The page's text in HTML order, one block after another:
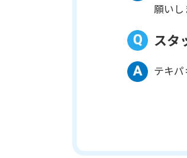
願いし
スタ
テキパ